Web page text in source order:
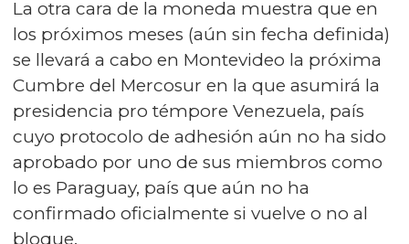
La otra cara de la moneda muestra que en
los próximos meses (aún sin fecha definida)
se llevará a cabo en Montevideo la próxima
Cumbre del Mercosur en la que asumirá la
presidencia pro témpore Venezuela, país
cuyo protocolo de adhesión aún no ha sido
aprobado por uno de sus miembros como
lo es Paraguay, país que aún no ha
confirmado oficialmente si vuelve o no al
bloque.